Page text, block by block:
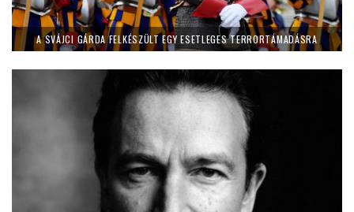
A SVÁJCI GÁRDA FELKÉSZÜLT EGY ESETLEGES TERRORTÁMADÁSRA